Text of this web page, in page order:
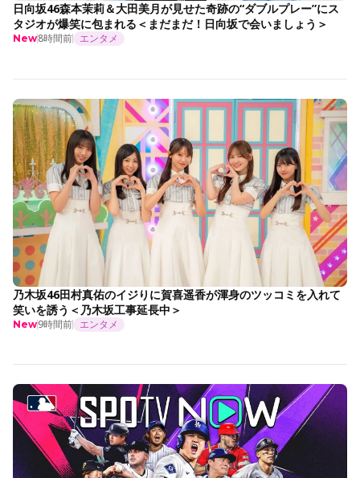
日向坂46森本茉莉＆大田美月が見せた奇跡の“ダブルプレー”にス
タジオが爆笑に包まれる＜まだまだ！日向坂で会いましょう＞
New8時間前 エンタメ
乃木坂46田村真佑のイジりに賀喜遥香が渾身のツッコミを入れて
笑いを誘う＜乃木坂工事延長中＞
New9時間前 エンタメ